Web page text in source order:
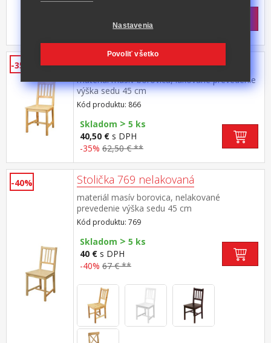
76 € **
-35% Stolička 866 lakovaná
materiál masív borovica, lakované prevedenie
výška sedu 45 cm
Kód produktu: 866
Skladom > 5 ks
40,50 € s DPH
-35% 62,50 € **
-40% Stolička 769 nelakovaná
materiál masív borovica, nelakované
prevedenie výška sedu 45 cm
Kód produktu: 769
Skladom > 5 ks
40 € s DPH
-40% 67 € **
Nastavenia
Povoliť všetko